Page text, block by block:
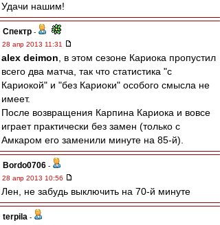
Удачи нашим!
Спектр -
28 апр 2013 11:31
alex deimon , в этом сезоне Кариока пропустил
всего два матча, так что статистика "с
Кариокой" и "без Кариоки" особого смысла не
имеет.
После возвращения Карпина Кариока и вовсе
играет практически без замен (только с
Амкаром его заменили минуте на 85-й).
Bordo0706 -
28 апр 2013 10:56
Лен, не забудь выключить на 70-й минуте
terpila -